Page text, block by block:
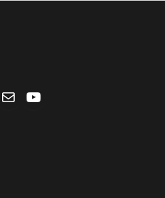
Mail